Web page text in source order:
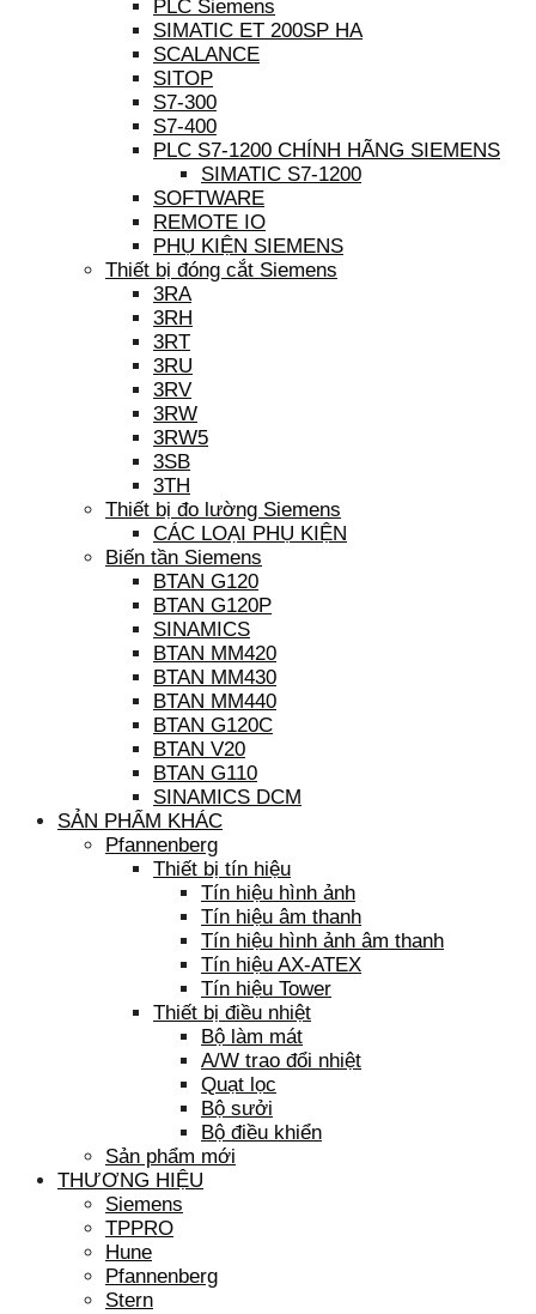
PLC Siemens
SIMATIC ET 200SP HA
SCALANCE
SITOP
S7-300
S7-400
PLC S7-1200 CHÍNH HÃNG SIEMENS
SIMATIC S7-1200
SOFTWARE
REMOTE IO
PHỤ KIỆN SIEMENS
Thiết bị đóng cắt Siemens
3RA
3RH
3RT
3RU
3RV
3RW
3RW5
3SB
3TH
Thiết bị đo lường Siemens
CÁC LOẠI PHỤ KIỆN
Biến tần Siemens
BTAN G120
BTAN G120P
SINAMICS
BTAN MM420
BTAN MM430
BTAN MM440
BTAN G120C
BTAN V20
BTAN G110
SINAMICS DCM
SẢN PHẨM KHÁC
Pfannenberg
Thiết bị tín hiệu
Tín hiệu hình ảnh
Tín hiệu âm thanh
Tín hiệu hình ảnh âm thanh
Tín hiệu AX-ATEX
Tín hiệu Tower
Thiết bị điều nhiệt
Bộ làm mát
A/W trao đổi nhiệt
Quạt lọc
Bộ sưởi
Bộ điều khiển
Sản phẩm mới
THƯƠNG HIỆU
Siemens
TPPRO
Hune
Pfannenberg
Stern